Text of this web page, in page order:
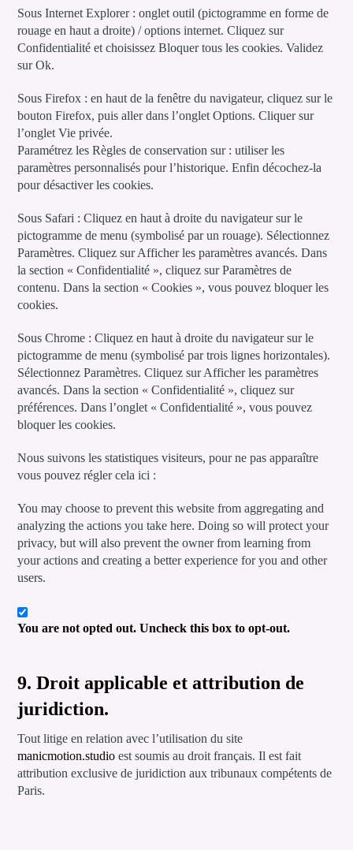
Sous Internet Explorer : onglet outil (pictogramme en forme de
rouage en haut a droite) / options internet. Cliquez sur
Confidentialité et choisissez Bloquer tous les cookies. Validez
sur Ok.
Sous Firefox : en haut de la fenêtre du navigateur, cliquez sur le
bouton Firefox, puis aller dans l’onglet Options. Cliquer sur
l’onglet Vie privée.
Paramétrez les Règles de conservation sur : utiliser les
paramètres personnalisés pour l’historique. Enfin décochez-la
pour désactiver les cookies.
Sous Safari : Cliquez en haut à droite du navigateur sur le
pictogramme de menu (symbolisé par un rouage). Sélectionnez
Paramètres. Cliquez sur Afficher les paramètres avancés. Dans
la section « Confidentialité », cliquez sur Paramètres de
contenu. Dans la section « Cookies », vous pouvez bloquer les
cookies.
Sous Chrome : Cliquez en haut à droite du navigateur sur le
pictogramme de menu (symbolisé par trois lignes horizontales).
Sélectionnez Paramètres. Cliquez sur Afficher les paramètres
avancés. Dans la section « Confidentialité », cliquez sur
préférences. Dans l’onglet « Confidentialité », vous pouvez
bloquer les cookies.
Nous suivons les statistiques visiteurs, pour ne pas apparaître
vous pouvez régler cela ici :
You may choose to prevent this website from aggregating and
analyzing the actions you take here. Doing so will protect your
privacy, but will also prevent the owner from learning from
your actions and creating a better experience for you and other
users.
You are not opted out. Uncheck this box to opt-out.
9. Droit applicable et attribution de
juridiction.
Tout litige en relation avec l’utilisation du site
manicmotion.studio est soumis au droit français. Il est fait
attribution exclusive de juridiction aux tribunaux compétents de
Paris.